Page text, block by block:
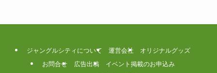
ジャングルシティについて 運営会社
オリジナルグッズ
お問合せ
広告出稿
イベント掲載のお申込み